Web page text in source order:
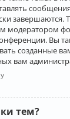
завершаются.
модератором
Вы
созданные
вам
тем?